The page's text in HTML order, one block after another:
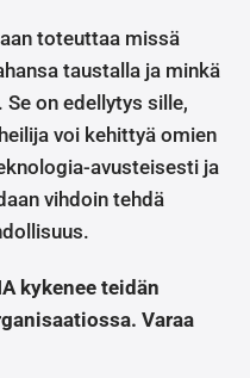
toteuttaa missä
taustalla ja minkä
on edellytys sille,
voi kehittyä omien
avusteisesti ja
vihdoin tehdä
kykenee teidän
Varaa